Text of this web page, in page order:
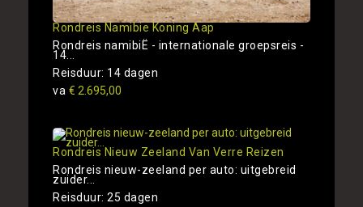
Rondreis Namibie Koning Aap
Rondreis namibiË - internationale groepsreis -
14...
Reisduur: 14 dagen
va € 2.695,00
Rondreis Nieuw Zeeland Van Verre Reizen
Rondreis nieuw-zeeland per auto: uitgebreid
zuider...
Reisduur: 25 dagen